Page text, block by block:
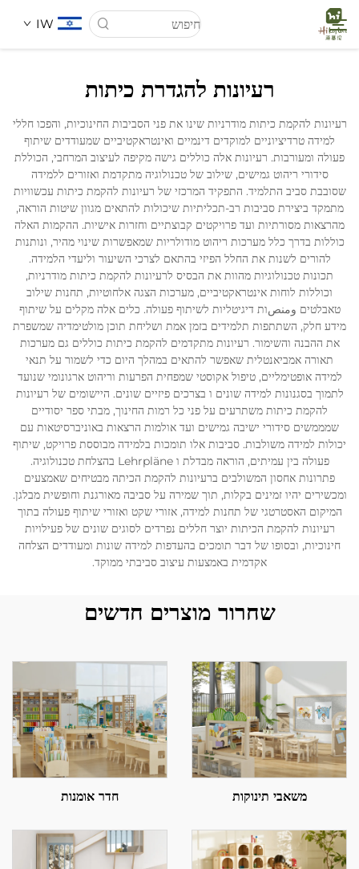
IW
עַל אָמַת
מוצרים
חֲדָשִים
מקרים
לְהִתְחַבֵּר אֵלֵינוּ
רעיונות להגדרת כיתות
רעיונות להקמת כיתות מודרניות שינו את פני הסביבות החינוכיות, והפכו חללי
למידה טרדיציוניים למוקדים דינמיים ואינטראקטיביים שמעודדים שיתוף
פעולה ומעורבות. רעיונות אלה כוללים גישה מקיפה לעיצוב המרחבי, הכוללת
סידורי ריהוט גמישים, שילוב של טכנולוגיה מתקדמת ואזורים ללמידה
שסובבת סביב התלמיד. התפקיד המרכזי של רעיונות להקמת כיתות עכשוויות
מתמקד ביצירת סביבות רב-תכליתיות שיכולות להתאים מגוון שיטות הוראה,
מהרצאות מסורתיות ועד פרויקטים קבוצתיים וחזרות אישיות. ההקמות האלה
כוללות בדרך כלל מערכות ריהוט מודולריות שמאפשרות שינוי מהיר, ונותנות
להורים לשנות את החלל הפיזי בהתאם לצרכי השיעור וליעדי הלמידה.
תכונות טכנולוגיות מהוות את הבסיס לרעיונות להקמת כיתות מודרניות,
וכוללות לוחות אינטראקטיביים, מערכות הצגה אלחוטיות, תחנות שילוב
טאבלטים ومنصות דיגיטליות לשיתוף פעולה. כלים אלה מקלים על שיתוף
מידע חלק, השתתפות תלמידים בזמן אמת ושליחת תוכן מולטימדיה שמשפרת
את ההבנה והשימור. רעיונות מתקדמים להקמת כיתות כוללים גם מערכות
תאורה אמביאנטלית שאפשר להתאים במהלך היום כדי לשמור על תנאי
למידה אופטימליים, טיפול אקוסטי שמפחית הפרעות וריהוט ארגונומי שנועד
לתמוך בסגנונות למידה שונים ו בצרכים פיזיים שונים. היישומים של רעיונות
להקמת כיתות משתרעים על פני כל רמות החינוך, מבתי ספר יסודיים
שמממשים סידורי ישיבה גמישים ועד אולמות הרצאות באוניברסיטאות עם
יכולות למידה משולבות. סביבות אלו תומכות בלמידה מבוססת פרויקט, שיתוף
פעולה בין עמיתים, הוראה מבדלת ו Lehrpläne בהצלחת טכנולוגיה.
פתרונות אחסון המשולבים ברעיונות להקמת הכיתה מבטיחים שאמצעים
ומכשירים יהיו זמינים בקלות, תוך שמירה על סביבה מאורגנת וחופשית מבלגן.
המיקום האסטרטגי של תחנות למידה, אזורי שקט ואזורי שיתוף פעולה בתוך
רעיונות להקמת הכיתות יוצר חללים נפרדים לסוגים שונים של פעילויות
חינוכיות, ובסופו של דבר תומכים בהעדפות למידה שונות ומעודדים הצלחה
אקדמית באמצעות עיצוב סביבתי ממוקד.
שחרור מוצרים חדשים
משאבי תינוקות חדר אומנות